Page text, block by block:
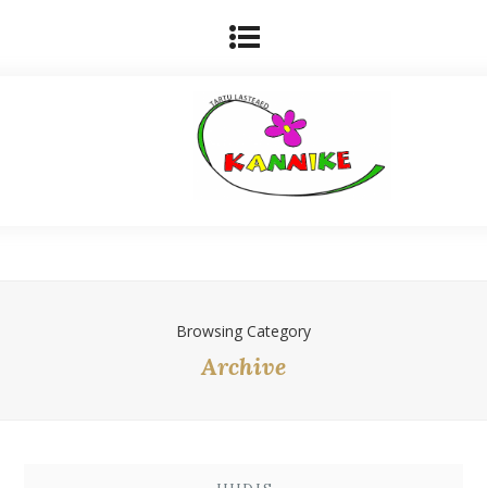
Browsing Category
Archive